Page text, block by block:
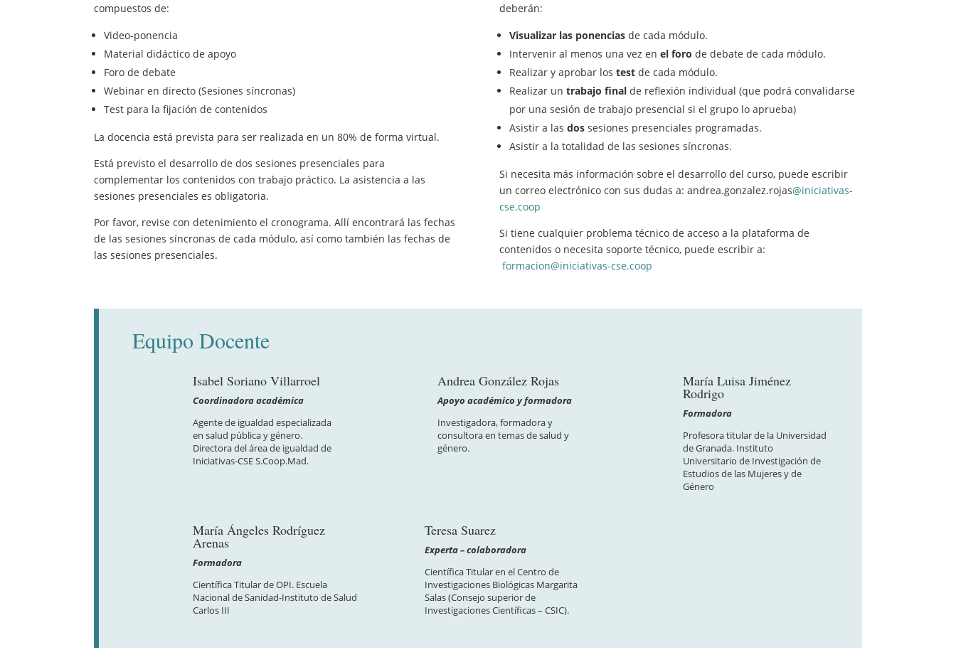
compuestos de:
Video-ponencia
Material didáctico de apoyo
Foro de debate
Webinar en directo (Sesiones síncronas)
Test para la fijación de contenidos
La docencia está prevista para ser realizada en un 80% de forma virtual.
Está previsto el desarrollo de dos sesiones presenciales para
complementar los contenidos con trabajo práctico. La asistencia a las
sesiones presenciales es obligatoria.
Por favor, revise con detenimiento el cronograma. Allí encontrará las fechas
de las sesiones síncronas de cada módulo, así como también las fechas de
las sesiones presenciales.
deberán:
Visualizar las ponencias de cada módulo.
Intervenir al menos una vez en el foro de debate de cada módulo.
Realizar y aprobar los test de cada módulo.
Realizar un trabajo final de reflexión individual (que podrá convalidarse
por una sesión de trabajo presencial si el grupo lo aprueba)
Asistir a las dos sesiones presenciales programadas.
Asistir a la totalidad de las sesiones síncronas.
Si necesita más información sobre el desarrollo del curso, puede escribir
un correo electrónico con sus dudas a: andrea.gonzalez.rojas@iniciativas-
cse.coop
Si tiene cualquier problema técnico de acceso a la plataforma de
contenidos o necesita soporte técnico, puede escribir a:
formacion@iniciativas-cse.coop
Equipo Docente
Isabel Soriano Villarroel
Coordinadora académica
Agente de igualdad especializada
en salud pública y género.
Directora del área de igualdad de
Iniciativas-CSE S.Coop.Mad.
Andrea González Rojas
Apoyo académico y formadora
Investigadora, formadora y
consultora en temas de salud y
género.
María Luisa Jiménez
Rodrigo
Formadora
Profesora titular de la Universidad
de Granada. Instituto
Universitario de Investigación de
Estudios de las Mujeres y de
Género
María Ángeles Rodríguez
Arenas
Formadora
Científica Titular de OPI. Escuela
Nacional de Sanidad-Instituto de Salud
Carlos III
Teresa Suarez
Experta – colaboradora
Científica Titular en el Centro de
Investigaciones Biológicas Margarita
Salas (Consejo superior de
Investigaciones Científicas – CSIC).